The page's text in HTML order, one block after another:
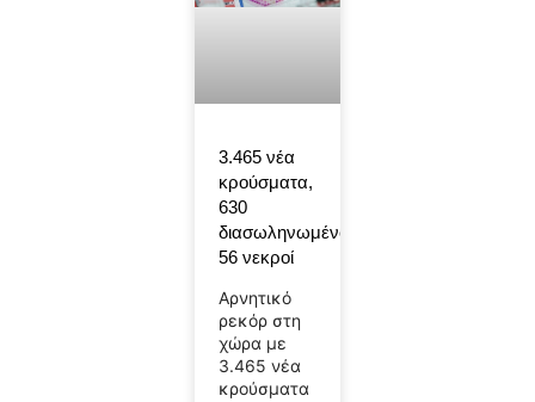
3.465 νέα
κρούσματα,
630
διασωληνωμένοι,
56 νεκροί
Αρνητικό
ρεκόρ στη
χώρα με
3.465 νέα
κρούσματα